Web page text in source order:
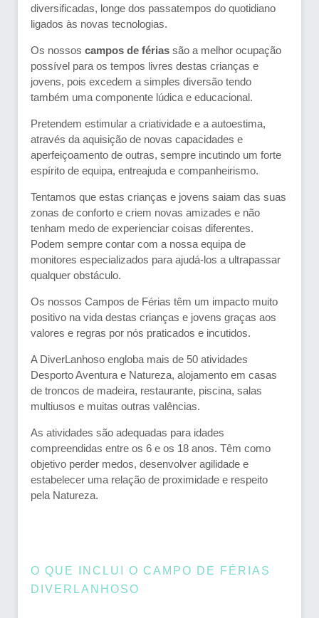
diversificadas, longe dos passatempos do quotidiano
ligados às novas tecnologias.
Os nossos campos de férias são a melhor ocupação
possível para os tempos livres destas crianças e
jovens, pois excedem a simples diversão tendo
também uma componente lúdica e educacional.
Pretendem estimular a criatividade e a autoestima,
através da aquisição de novas capacidades e
aperfeiçoamento de outras, sempre incutindo um forte
espírito de equipa, entreajuda e companheirismo.
Tentamos que estas crianças e jovens saiam das suas
zonas de conforto e criem novas amizades e não
tenham medo de experienciar coisas diferentes.
Podem sempre contar com a nossa equipa de
monitores especializados para ajudá-los a ultrapassar
qualquer obstáculo.
Os nossos Campos de Férias têm um impacto muito
positivo na vida destas crianças e jovens graças aos
valores e regras por nós praticados e incutidos.
A DiverLanhoso engloba mais de 50 atividades
Desporto Aventura e Natureza, alojamento em casas
de troncos de madeira, restaurante, piscina, salas
multiusos e muitas outras valências.
As atividades são adequadas para idades
compreendidas entre os 6 e os 18 anos. Têm como
objetivo perder medos, desenvolver agilidade e
estabelecer uma relação de proximidade e respeito
pela Natureza.
O QUE INCLUI O CAMPO DE FÉRIAS
DIVERLANHOSO